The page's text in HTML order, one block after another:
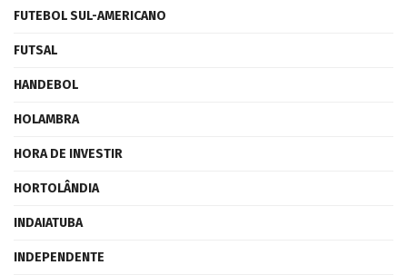
FUTEBOL SUL-AMERICANO
FUTSAL
HANDEBOL
HOLAMBRA
HORA DE INVESTIR
HORTOLÂNDIA
INDAIATUBA
INDEPENDENTE